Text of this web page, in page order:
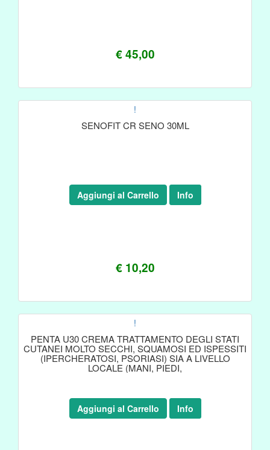
€ 45,00
!
SENOFIT CR SENO 30ML
€ 10,20
Aggiungi al Carrello Info
!
PENTA U30 CREMA TRATTAMENTO DEGLI STATI
CUTANEI MOLTO SECCHI, SQUAMOSI ED ISPESSITI
(IPERCHERATOSI, PSORIASI) SIA A LIVELLO
LOCALE (MANI, PIEDI,
Aggiungi al Carrello Info